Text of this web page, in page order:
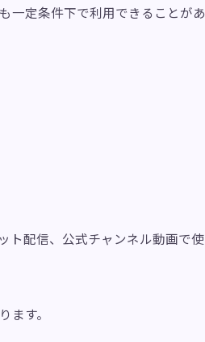
一定条件下で利用できることがあ
ト配信、公式チャンネル動画で使
す。